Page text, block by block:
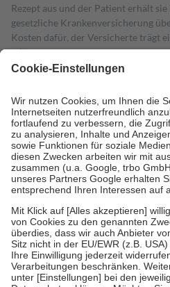
Rezept aus und der Patient erhält
gesetzliche Krankenversicherung
Kosten dafür, der Versicherte trägt
mit.
Grundsätzlich leisten Mitglieder
höchstens zehn Euro.
Es sind
Kosten der Leistung zu entrichten.
Diese Regeln gelten grundsätzlich
Bei Heilmitteln und häuslicher
Zuzahlung zehn Prozent der Kosten
Verordnung.
Um das Engagement der
stärken und die besondere Stellung
fallenkeine Zuzahlungenan bei:
• Kindern und Jugendlichen bis
mit Ausnahme der Fahrkosten
• Untersuchungen zur Vorsorge und
GKV getragen werden